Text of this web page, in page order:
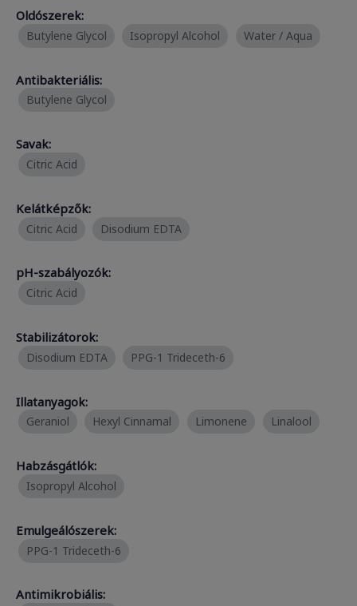
Oldószerek:
Butylene Glycol Isopropyl Alcohol Water / Aqua
Antibakteriális:
Butylene Glycol
Savak:
Citric Acid
Kelátképzők:
Citric Acid Disodium EDTA
pH-szabályozók:
Citric Acid
Stabilizátorok:
Disodium EDTA PPG-1 Trideceth-6
Illatanyagok:
Geraniol Hexyl Cinnamal Limonene Linalool
Habzásgátlók:
Isopropyl Alcohol
Emulgeálószerek:
PPG-1 Trideceth-6
Antimikrobiális: